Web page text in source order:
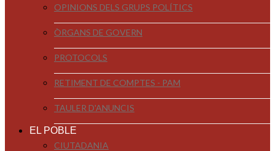
OPINIONS DELS GRUPS POLÍTICS
ÒRGANS DE GOVERN
PROTOCOLS
RETIMENT DE COMPTES - PAM
TAULER D'ANUNCIS
EL POBLE
CIUTADANIA